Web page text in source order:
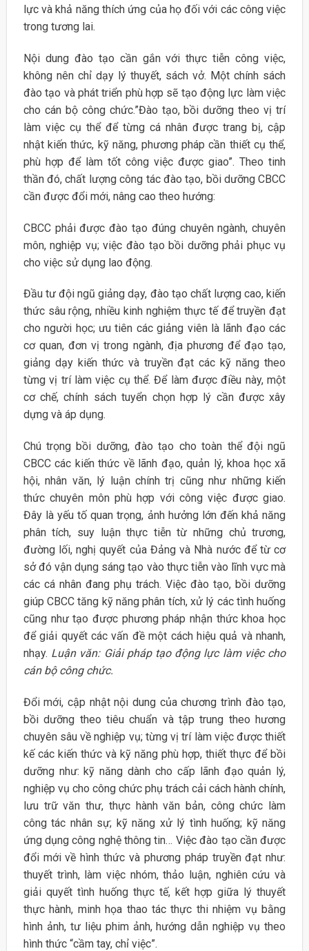
lực và khả năng thích ứng của họ đối với các công việc
trong tương lai.
Nội dung đào tạo cần gắn với thực tiễn công việc,
không nên chỉ dạy lý thuyết, sách vở. Một chính sách
đào tạo và phát triển phù hợp sẽ tạo động lực làm việc
cho cán bộ công chức.”Đào tạo, bồi dưỡng theo vị trí
làm việc cụ thể để từng cá nhân được trang bị, cập
nhật kiến thức, kỹ năng, phương pháp cần thiết cụ thể,
phù hợp để làm tốt công việc được giao”. Theo tinh
thần đó, chất lượng công tác đào tạo, bồi dưỡng CBCC
cần được đổi mới, nâng cao theo hướng:
CBCC phải được đào tạo đúng chuyên ngành, chuyên
môn, nghiệp vụ; việc đào tạo bồi dưỡng phải phục vụ
cho việc sử dụng lao động.
Đầu tư đội ngũ giảng dạy, đào tạo chất lượng cao, kiến
thức sâu rộng, nhiều kinh nghiệm thực tế để truyền đạt
cho người học; ưu tiên các giảng viên là lãnh đạo các
cơ quan, đơn vị trong ngành, địa phương để đạo tạo,
giảng dạy kiến thức và truyền đạt các kỹ năng theo
từng vị trí làm việc cụ thể. Để làm được điều này, một
cơ chế, chính sách tuyển chọn hợp lý cần được xây
dựng và áp dụng.
Chú trọng bồi dưỡng, đào tạo cho toàn thể đội ngũ
CBCC các kiến thức về lãnh đạo, quản lý, khoa học xã
hội, nhân văn, lý luận chính trị cũng như những kiến
thức chuyên môn phù hợp với công việc được giao.
Đây là yếu tố quan trọng, ảnh hưởng lớn đến khả năng
phân tích, suy luận thực tiễn từ những chủ trương,
đường lối, nghị quyết của Đảng và Nhà nước để từ cơ
sở đó vận dụng sáng tạo vào thực tiễn vào lĩnh vực mà
các cá nhân đang phụ trách. Việc đào tạo, bồi dưỡng
giúp CBCC tăng kỹ năng phân tích, xử lý các tình huống
cũng như tạo được phương pháp nhận thức khoa học
để giải quyết các vấn đề một cách hiệu quả và nhanh,
nhạy. Luận văn: Giải pháp tạo động lực làm việc cho
cán bộ công chức.
Đổi mới, cập nhật nội dung của chương trình đào tạo,
bồi dưỡng theo tiêu chuẩn và tập trung theo hương
chuyên sâu về nghiệp vụ; từng vị trí làm việc được thiết
kế các kiến thức và kỹ năng phù hợp, thiết thực để bồi
dưỡng như: kỹ năng dành cho cấp lãnh đạo quản lý,
nghiệp vụ cho công chức phụ trách cải cách hành chính,
lưu trữ văn thư, thực hành văn bản, công chức làm
công tác nhân sự; kỹ năng xử lý tình huống; kỹ năng
ứng dụng công nghệ thông tin… Việc đào tạo cần được
đổi mới về hình thức và phương pháp truyền đạt như:
thuyết trình, làm việc nhóm, thảo luận, nghiên cứu và
giải quyết tình huống thực tế, kết hợp giữa lý thuyết
thực hành, minh họa thao tác thực thi nhiệm vụ bằng
hình ảnh, tư liệu phim ảnh, hướng dẫn nghiệp vụ theo
hình thức “cầm tay, chỉ việc”.